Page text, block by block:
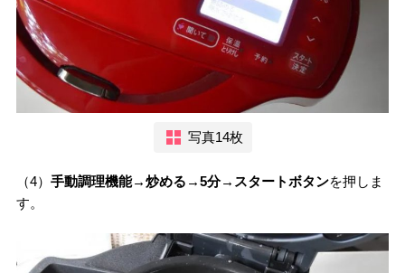
写真14枚
（4） 手動調理機能→炒める→5分→スタートボタンを押しま
す。